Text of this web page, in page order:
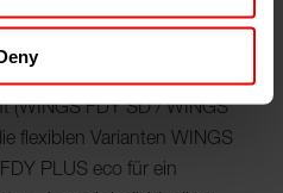
weltweit erfolgreich
neu sind nun auf spezielle
„Spezialisten“ für
(WINGS FDY SD / WINGS
flexiblen Varianten WINGS
PLUS eco für ein